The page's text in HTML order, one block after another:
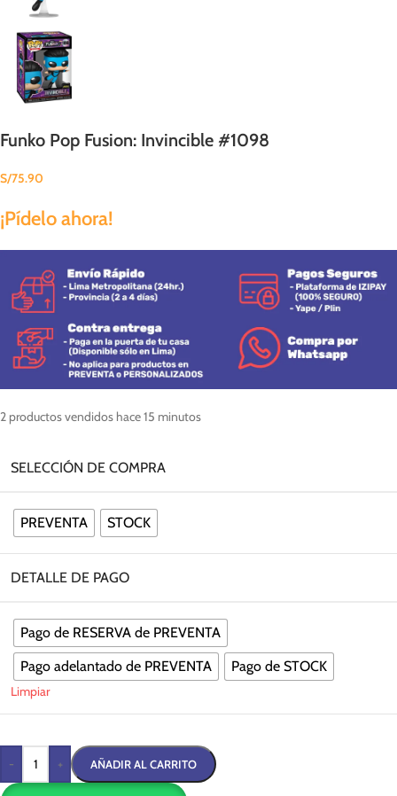
Funko Pop Fusion: Invincible #1098
S/75.90
¡Pídelo ahora!
2 productos vendidos hace 15 minutos
SELECCIÓN DE COMPRA
PREVENTA STOCK
DETALLE DE PAGO
Pago de RESERVA de PREVENTA
Pago adelantado de PREVENTA
Pago de STOCK
Limpiar
- + AÑADIR AL CARRITO